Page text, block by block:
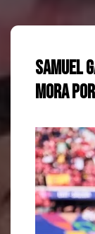
Samuel
Mora